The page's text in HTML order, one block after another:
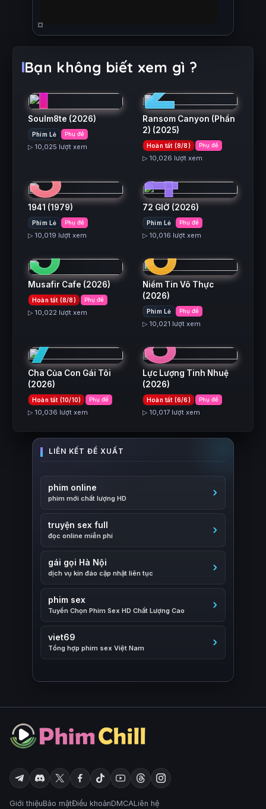
Bạn không biết xem gì ?
1
Soulm8te (2026)
Phim Lẻ Phụ đề
▷ 10,025 lượt xem
2
Ransom Canyon (Phần
2) (2025)
Hoàn tất (8/8) Phụ đề
▷ 10,026 lượt xem
3
1941 (1979)
Phim Lẻ Phụ đề
▷ 10,019 lượt xem
4
72 GIỜ (2026)
Phim Lẻ Phụ đề
▷ 10,016 lượt xem
5
Musafir Cafe (2026)
Hoàn tất (8/8) Phụ đề
▷ 10,022 lượt xem
6
Niềm Tin Vô Thực
(2026)
Phim Lẻ Phụ đề
▷ 10,021 lượt xem
7
Cha Của Con Gái Tôi
(2026)
Hoàn tất (10/10) Phụ đề
▷ 10,036 lượt xem
8
Lực Lượng Tinh Nhuệ
(2026)
Hoàn tất (6/6) Phụ đề
▷ 10,017 lượt xem
phim online
phim mới chất lượng HD
truyện sex full
đọc online miễn phí
gái gọi Hà Nội
dịch vụ kín đáo cập nhật liên tục
phim sex
Tuyển Chọn Phim Sex HD Chất Lượng Cao
viet69
Tổng hợp phim sex Việt Nam
Giới thiệuBảo mậtĐiều khoảnDMCALiên hệ